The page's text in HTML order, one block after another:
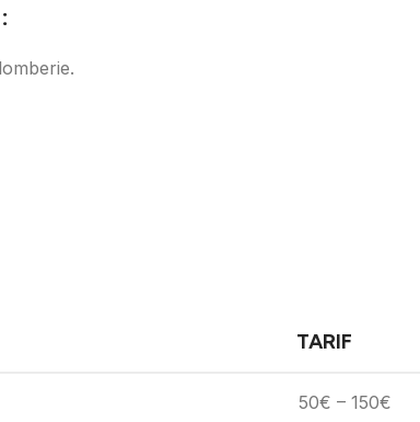
TARIF
50€ – 150€